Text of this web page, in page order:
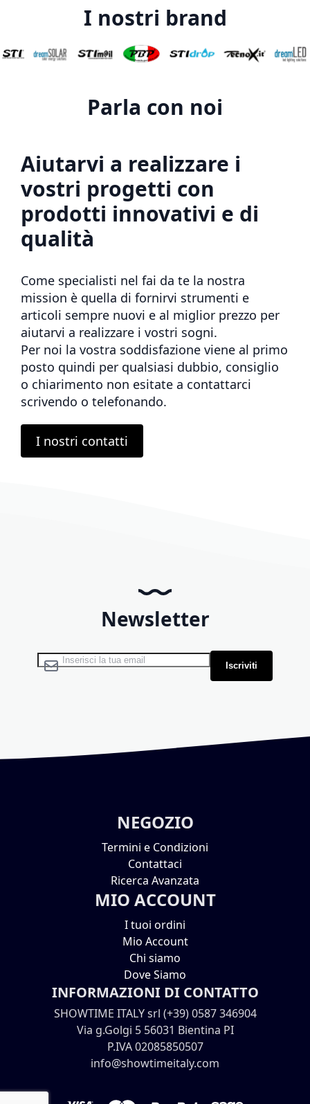
I nostri brand
Parla con noi
Aiutarvi a realizzare i
vostri progetti con
prodotti innovativi e di
qualità
Come specialisti nel fai da te la nostra
mission è quella di fornirvi strumenti e
articoli sempre nuovi e al miglior prezzo per
aiutarvi a realizzare i vostri sogni.
Per noi la vostra soddisfazione viene al primo
posto quindi per qualsiasi dubbio, consiglio
o chiarimento non esitate a contattarci
scrivendo o telefonando.
I nostri contatti
Newsletter
Iscriviti alla nostra Newsletter: Iscriviti
NEGOZIO
Termini e Condizioni
Contattaci
Ricerca Avanzata
MIO ACCOUNT
I tuoi ordini
Mio Account
Chi siamo
Dove Siamo
INFORMAZIONI DI CONTATTO
SHOWTIME ITALY srl (+39) 0587 346904
Via g.Golgi 5 56031 Bientina PI
P.IVA 02085850507
info@showtimeitaly.com